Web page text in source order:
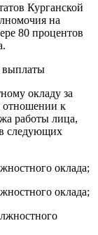
Курганской
на
80 процентов
выплаты
окладу за
отношении к
работы лица,
следующих
оклада;
оклада;